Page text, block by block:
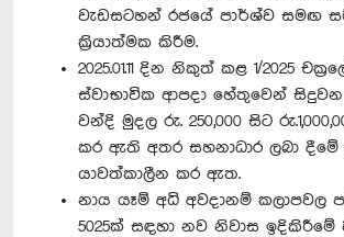
වැඩසටහන් රජයේ පාර්ශ්ව සමඟ
ක්‍රියාත්මක කිරීම.
2025.01.11 දින නිකුත් කළ 1/2025
ස්වාභාවික ආපදා හේතුවෙන්
වන්දි මුදල රු. 250,000 සිට
කර ඇති අතර සහනාධාර ලබා දීමේ
යාවත්කාලීන කර ඇත.
නාය යෑම් අධි අවදානම් කලාපවල
5025ක් සඳහා නව නිවාස ඉදිකිරීමේ